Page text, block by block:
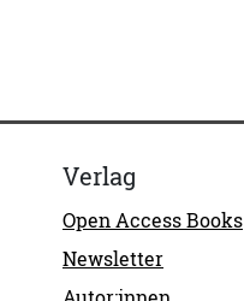
Verlag
Open Access Books
Newsletter